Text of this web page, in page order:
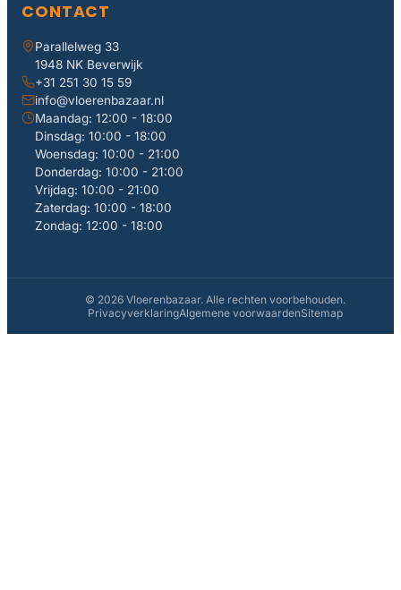
CONTACT
Parallelweg 33
1948 NK Beverwijk
+31 251 30 15 59
info@vloerenbazaar.nl
Maandag: 12:00 - 18:00
Dinsdag: 10:00 - 18:00
Woensdag: 10:00 - 21:00
Donderdag: 10:00 - 21:00
Vrijdag: 10:00 - 21:00
Zaterdag: 10:00 - 18:00
Zondag: 12:00 - 18:00
© 2026 Vloerenbazaar. Alle rechten voorbehouden.
PrivacyverklaringAlgemene voorwaardenSitemap